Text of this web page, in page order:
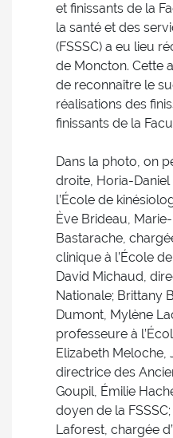
et finissants de la
la santé et des
(FSSSC) a eu lieu
de Moncton. Cette
de reconnaître le
réalisations des
finissants de la
Dans la photo, on
droite, Horia-
l’École de
Ève Brideau,
Bastarache,
clinique à l’École
David Michaud,
Nationale; Brittany
Dumont, Mylène
professeure à
Elizabeth Meloche,
directrice des
Goupil, Émilie
doyen de la
Laforest, chargée